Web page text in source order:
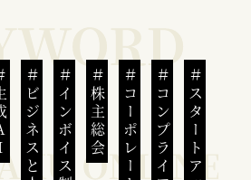
ビジネスと人権インボイス制度 株主総会 スタートアップ